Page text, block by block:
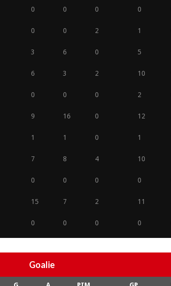
0 0 0 0
0 0 2 1
3 6 0 5
6 3 2 10
0 0 0 2
9 16 0 12
1 1 0 1
7 8 4 10
0 0 0 0
15 7 2 11
0 0 0 0
Goalie